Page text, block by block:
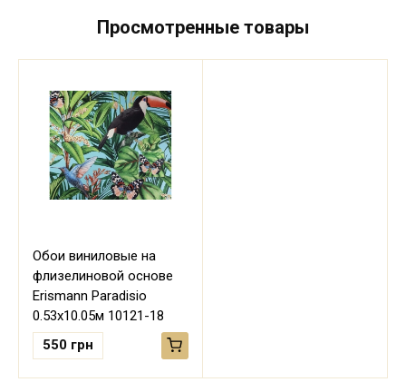
Просмотренные товары
Обои виниловые на
флизелиновой основе
Erismann Paradisio
0.53х10.05м 10121-18
550 грн